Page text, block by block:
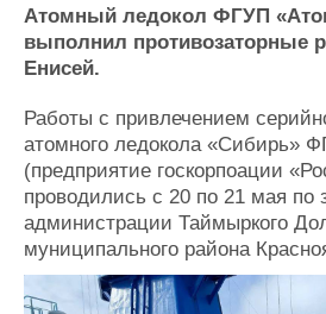
Судостроение
Пульс
Новости
Компании
Репутация
Работа
Крюинг
Журнал
Реклама
Торговая
Доска
Изделия
Материалы
Услуги
Атомный ледокол ФГУП
выполнил противозаторные
Енисей.
Работы с привлечением
атомного ледокола «Сибирь»
(предприятие госкорпоации
проводились с 20 по 21 мая по
администрации Таймыркого
муниципального района